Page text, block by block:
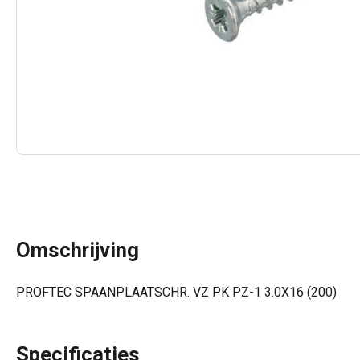
Omschrijving
PROFTEC SPAANPLAATSCHR. VZ PK PZ-1 3.0X16 (200)
Specificaties